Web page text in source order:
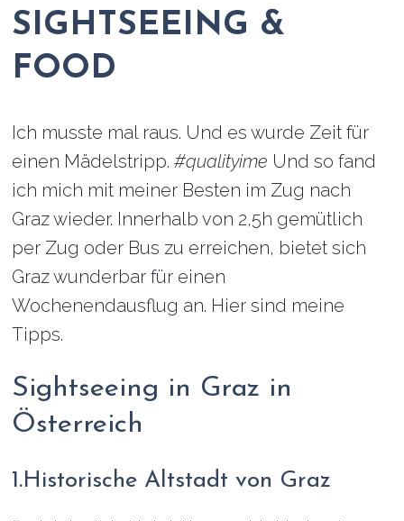
SIGHTSEEING &
FOOD
Ich musste mal raus. Und es wurde Zeit für
einen Mädelstripp. #qualityime Und so fand
ich mich mit meiner Besten im Zug nach
Graz wieder. Innerhalb von 2,5h gemütlich
per Zug oder Bus zu erreichen, bietet sich
Graz wunderbar für einen
Wochenendausflug an. Hier sind meine
Tipps.
Sightseeing in Graz in
Österreich
1.Historische Altstadt von Graz